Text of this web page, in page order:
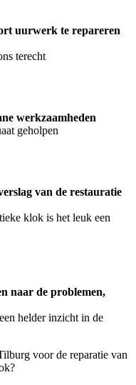
uurwerk te repareren
terecht
werkzaamheden
geholpen
van de restauratie
klok is het leuk een
naar de problemen,
helder inzicht in de
voor de reparatie van